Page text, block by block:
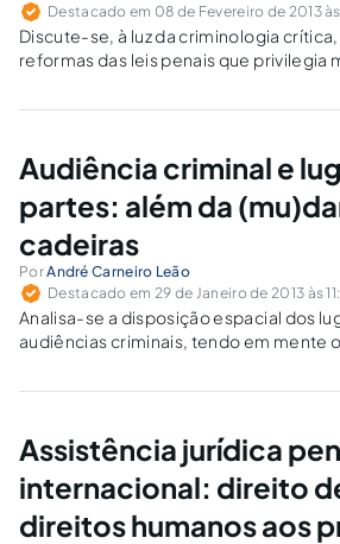
Destacado em 08 de Fevereiro de 2013 às
Discute-se, à luz da criminologia
reformas das leis penais que privilegia
eventualmente têm grande
Audiência criminal e
partes: além da
cadeiras
PorAndré Carneiro Leão
Destacado em 29 de Janeiro de 2013 às
Analisa-se a disposição espacial dos
audiências criminais, tendo em mente
separação das funções.
Assistência jurídica
internacional: direito
direitos humanos aos